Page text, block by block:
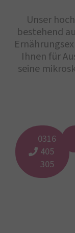
Unser
bestehend
Ihnen für
seine
0316
405
305